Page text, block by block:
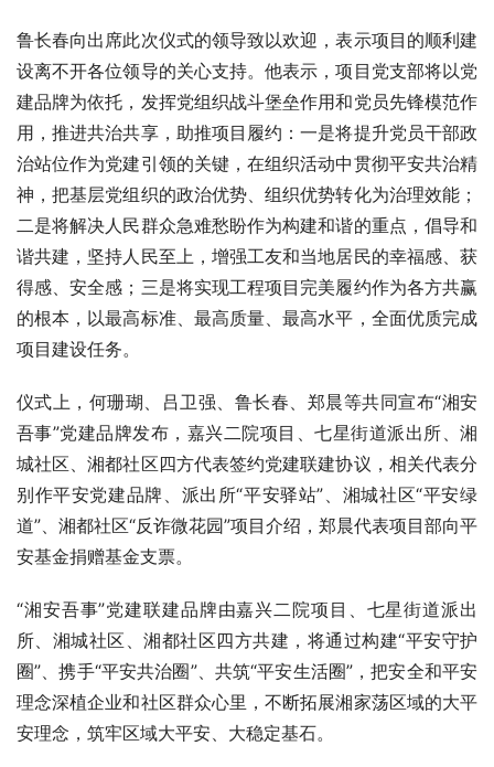
鲁长春向出席此次仪式的领导致以欢迎，表示项目的顺利建
设离不开各位领导的关心支持。他表示，项目党支部将以党
建品牌为依托，发挥党组织战斗堡垒作用和党员先锋模范作
用，推进共治共享，助推项目履约：一是将提升党员干部政
治站位作为党建引领的关键，在组织活动中贯彻平安共治精
神，把基层党组织的政治优势、组织优势转化为治理效能；
二是将解决人民群众急难愁盼作为构建和谐的重点，倡导和
谐共建，坚持人民至上，增强工友和当地居民的幸福感、获
得感、安全感；三是将实现工程项目完美履约作为各方共赢
的根本，以最高标准、最高质量、最高水平，全面优质完成
项目建设任务。
仪式上，何珊瑚、吕卫强、鲁长春、郑晨等共同宣布“湘安
吾事”党建品牌发布，嘉兴二院项目、七星街道派出所、湘
城社区、湘都社区四方代表签约党建联建协议，相关代表分
别作平安党建品牌、派出所“平安驿站”、湘城社区“平安绿
道”、湘都社区“反诈微花园”项目介绍，郑晨代表项目部向平
安基金捐赠基金支票。
“湘安吾事”党建联建品牌由嘉兴二院项目、七星街道派出
所、湘城社区、湘都社区四方共建，将通过构建“平安守护
圈”、携手“平安共治圈”、共筑“平安生活圈”，把安全和平安
理念深植企业和社区群众心里，不断拓展湘家荡区域的大平
安理念，筑牢区域大平安、大稳定基石。